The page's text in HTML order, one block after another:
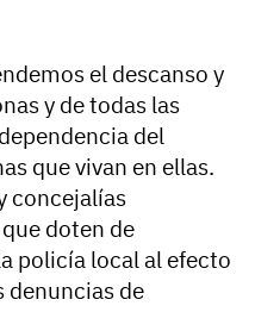
el descanso y
y de todas las
del
que vivan en ellas.
concejalías
doten de
policía local al efecto
denuncias de